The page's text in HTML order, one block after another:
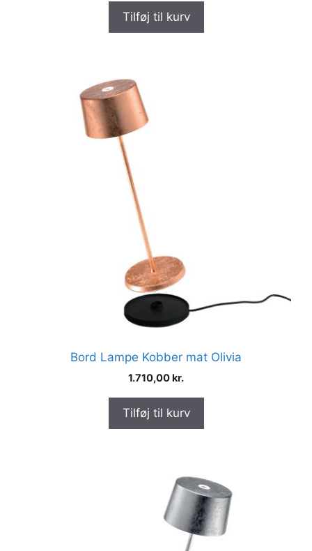
Tilføj til kurv
Bord Lampe Kobber mat Olivia
1.710,00kr.
Tilføj til kurv